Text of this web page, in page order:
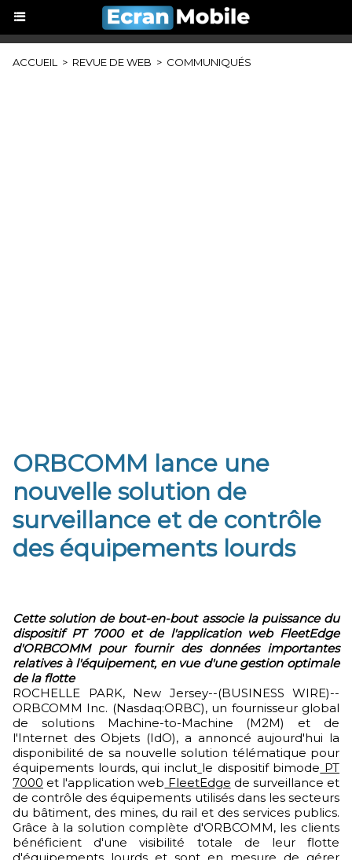
ACCUEIL > REVUE DE WEB > COMMUNIQUÉS
ORBCOMM lance une
nouvelle solution de
surveillance et de contrôle
des équipements lourds
Cette solution de bout-en-bout associe la puissance du
dispositif PT 7000 et de l'application web FleetEdge
d'ORBCOMM pour fournir des données importantes
relatives à l'équipement, en vue d'une gestion optimale
de la flotte
ROCHELLE PARK, New Jersey--(BUSINESS WIRE)--
ORBCOMM Inc. (Nasdaq:ORBC), un fournisseur global
de solutions Machine-to-Machine (M2M) et de
l'Internet des Objets (IdO), a annoncé aujourd'hui la
disponibilité de sa nouvelle solution télématique pour
équipements lourds, qui inclut le dispositif bimode PT
7000 et l'application web FleetEdge de surveillance et
de contrôle des équipements utilisés dans les secteurs
du bâtiment, des mines, du rail et des services publics.
Grâce à la solution complète d'ORBCOMM, les clients
bénéficient d'une visibilité totale de leur flotte